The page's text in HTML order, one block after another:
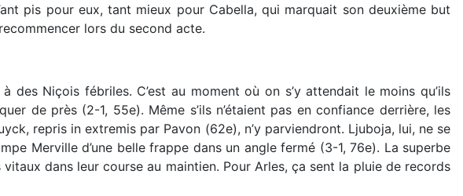
pis pour eux, tant mieux pour Cabella, qui marquait son deuxième but
lors du second acte.
Niçois fébriles. C’est au moment où on s’y attendait le moins qu’ils
de près (2-1, 55e). Même s’ils n’étaient pas en confiance derrière, les
repris in extremis par Pavon (62e), n’y parviendront. Ljuboja, lui, ne se
Merville d’une belle frappe dans un angle fermé (3-1, 76e). La superbe
dans leur course au maintien. Pour Arles, ça sent la pluie de records